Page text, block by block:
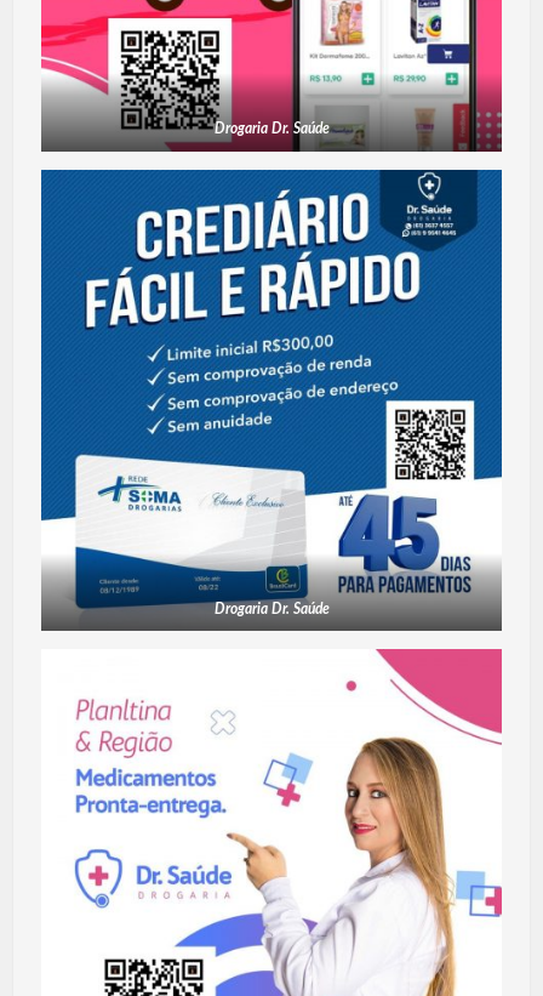
Drogaria Dr. Saúde
Drogaria Dr. Saúde